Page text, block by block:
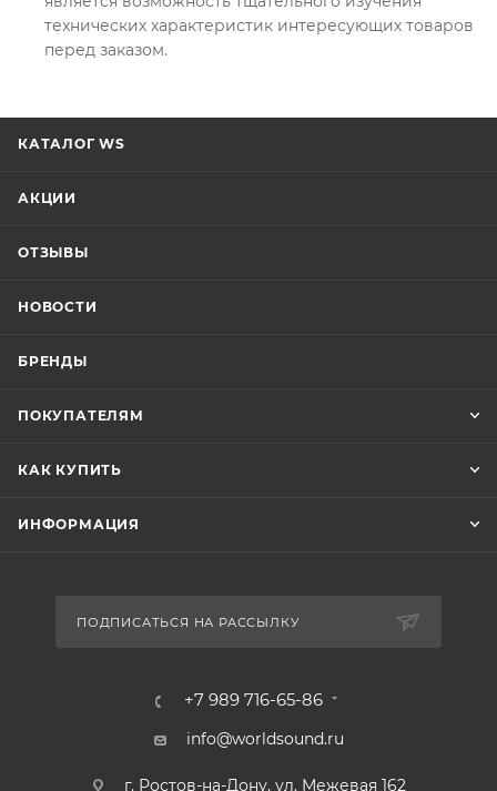
технических характеристик интересующих товаров
перед заказом.
КАТАЛОГ WS
АКЦИИ
ОТЗЫВЫ
НОВОСТИ
БРЕНДЫ
ПОКУПАТЕЛЯМ
КАК КУПИТЬ
ИНФОРМАЦИЯ
ПОДПИСАТЬСЯ НА РАССЫЛКУ
+7 989 716-65-86
info@worldsound.ru
г. Ростов-на-Дону, ул. Межевая 162